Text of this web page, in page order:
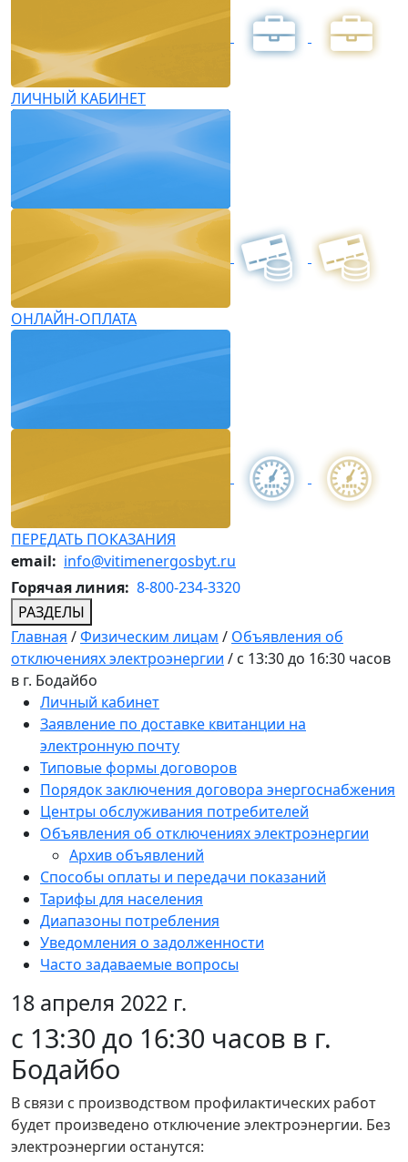
ЛИЧНЫЙ КАБИНЕТ
ОНЛАЙН-ОПЛАТА
ПЕРЕДАТЬ ПОКАЗАНИЯ
email: info@vitimenergosbyt.ru
Горячая линия: 8-800-234-3320
РАЗДЕЛЫ
Главная /Физическим лицам / Объявления об
отключениях электроэнергии / с 13:30 до 16:30 часов
в г. Бодайбо
Личный кабинет
Заявление по доставке квитанции на
электронную почту
Типовые формы договоров
Порядок заключения договора энергоснабжения
Центры обслуживания потребителей
Объявления об отключениях электроэнергии
Архив объявлений
Способы оплаты и передачи показаний
Тарифы для населения
Диапазоны потребления
Уведомления о задолженности
Часто задаваемые вопросы
18 апреля 2022 г.
с 13:30 до 16:30 часов в г.
Бодайбо
В связи с производством профилактических работ
будет произведено отключение электроэнергии. Без
электроэнергии останутся: